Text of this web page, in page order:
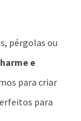
pérgolas ou
e
para criar
para